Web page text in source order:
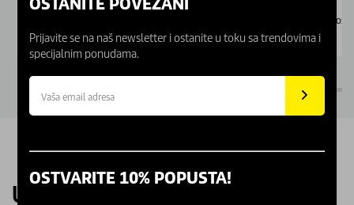
UPOZNAJTE NAŠE KARCHER
Prijavite se na naš newsletter i ostanite u toku sa trendovima i
specijalnim ponudama.
OSTVARITE 10% POPUSTA!